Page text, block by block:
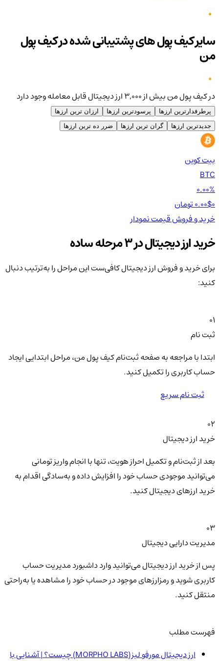
سایر کیف پول های پشتیبانی شده در کیف پول
من
در کیف پول من بیش از ۳,۰۰۰ ارز دیجیتال قابل معامله وجود دارد
پرطرفدارترین ارزها پرسودترین ارزها
ارزان ترین ارزها
جدیدترین ارزها
گران ترین ارزها ضرر ده ترین ارزها
بیت کوین
BTC
0.00%
0.00$
خرید و فروشقیمتنمودار
خرید ارز دیجیتال در 3 مرحله ساده
برای خرید و فروش ارز دیجیتال کافی‌ست این مراحل را به‌ترتیب دنبال
کنید:
01
ثبت نام
ابتدا با مراجعه به صفحه ثبت‌نام کیف‌ پول من، مراحل ابتدایی ایجاد
حساب کاربری را تکمیل کنید.
ثبت نام سریع
02
خرید ارز دیجیتال
بعد از ثبت‌نام و تکمیل احراز هویت، تنها با انجام واریز تومانی
می‌توانید موجودی حساب خود را افزایش داده و به‌سادگی اقدام به
خرید ارزهای دیجیتال کنید.
03
مدیریت دارایی دیجیتال
پس از خرید ارز دیجیتال می‌توانید وارد داشبورد مدیریت حساب
کاربری شوید و رمزارزهای موجود در حساب خود را مشاهده یا به‌راحتی
منتقل کنید.
فهرست مطلب
ارز دیجیتال مورفو لبز(MORPHO LABS) چیست؟ | آشنایی با